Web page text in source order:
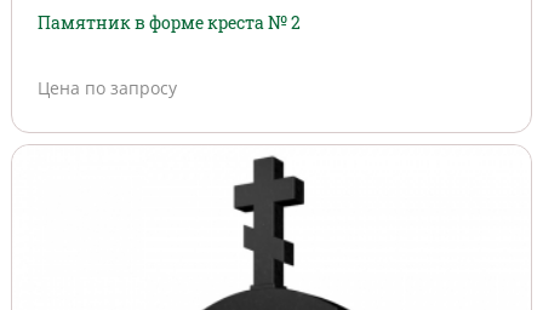
Памятник в форме креста № 2
Цена по запросу